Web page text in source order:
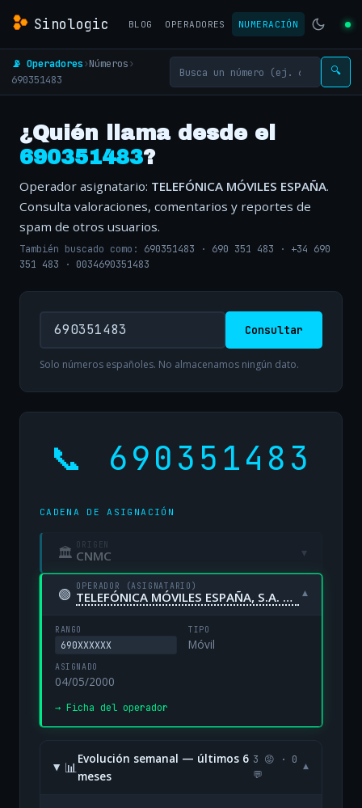
Sinologic BLOG OPERADORES NUMERACIÓN
📡 Operadores›Números›
690351483
🔍
¿Quién llama desde el
690351483?
Operador asignatario: TELEFÓNICA MÓVILES ESPAÑA.
Consulta valoraciones, comentarios y reportes de
spam de otros usuarios.
También buscado como: 690351483 · 690 351 483 · +34 690
351 483 · 0034690351483
Consultar
Solo números españoles. No almacenamos ningún dato.
📞 690351483
CADENA DE ASIGNACIÓN
🏛 ORIGEN
CNMC ▾
🟢 OPERADOR (ASIGNATARIO)
TELEFÓNICA MÓVILES ESPAÑA, S.A. UNIPERSONAL ▾
RANGO
690XXXXXX
TIPO
Móvil
ASIGNADO
04/05/2000
→ Ficha del operador
📊
Evolución semanal — últimos 6
meses
3 😡 · 0
💬
▾